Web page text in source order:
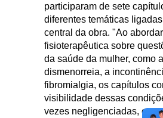
participaram de sete
diferentes temáticas
central da obra. "Ao
fisioterapêutica sobre
da saúde da mulher, como a
dismenorreia, a
fibromialgia, os capítulos
visibilidade dessas
vezes negligenciadas, e